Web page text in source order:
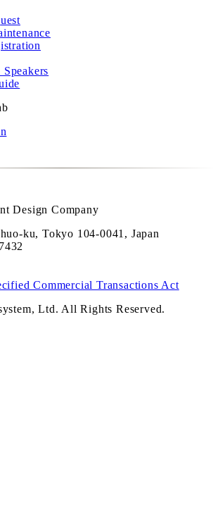
Design Company
ku, Tokyo 104-0041, Japan
Commercial Transactions Act
Ltd. All Rights Reserved.